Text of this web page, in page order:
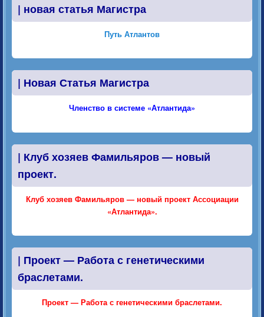
| новая статья Магистра
Путь Атлантов
| Новая Статья Магистра
Членство в системе «Атлантида»
| Клуб хозяев Фамильяров — новый
проект.
Клуб хозяев Фамильяров — новый проект Ассоциации
«Атлантида».
| Проект — Работа с генетическими
браслетами.
Проект — Работа с генетическими браслетами.